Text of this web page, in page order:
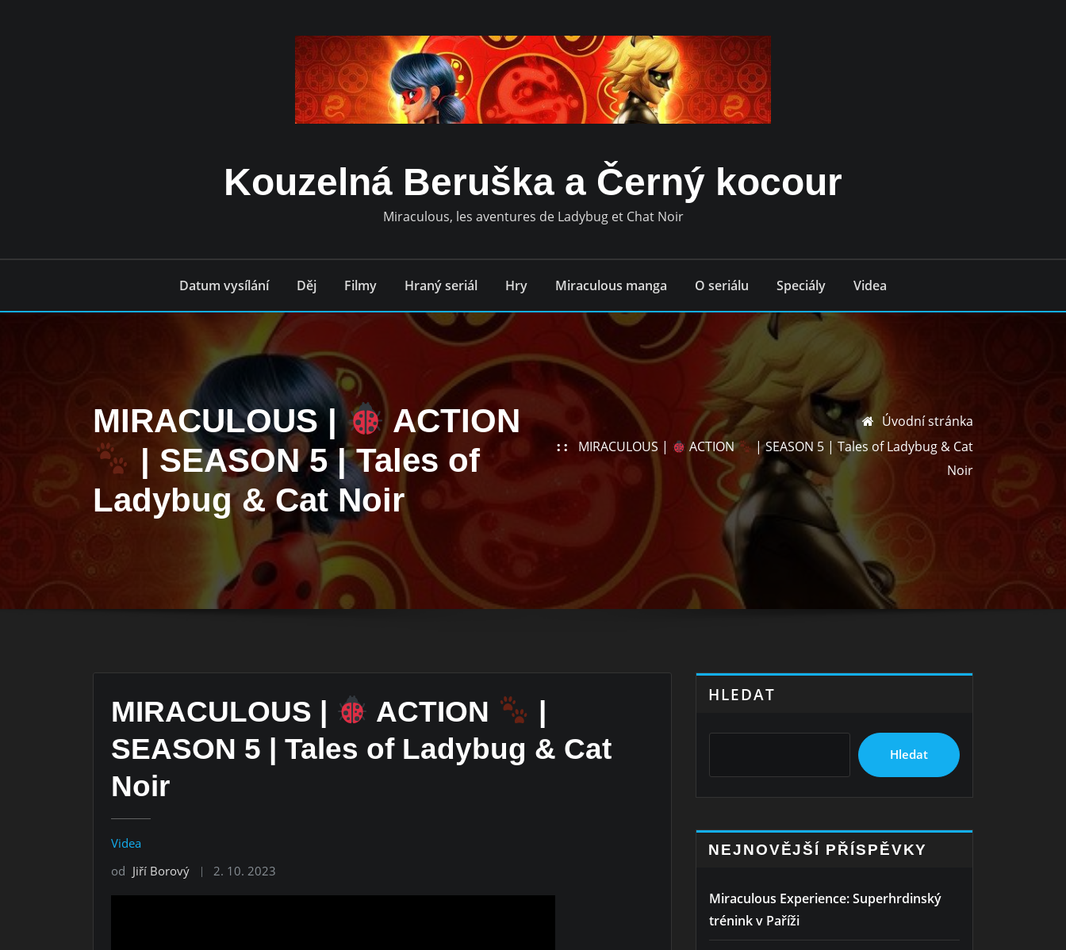
Kouzelná Beruška a Černý kocour
Miraculous, les aventures de Ladybug et Chat Noir
Datum vysílání Děj Filmy Hraný seriál Hry Miraculous manga O seriálu Speciály Videa
MIRACULOUS |
ACTION
| SEASON 5 | Tales of
Ladybug & Cat Noir
Úvodní stránka
MIRACULOUS |
ACTION
| SEASON 5 | Tales of Ladybug & Cat
Noir
MIRACULOUS | ACTION
|
SEASON 5 | Tales of Ladybug & Cat
Noir
Videa
od Jiří Borový 2. 10. 2023
HLEDAT
Hledat
NEJNOVĚJŠÍ PŘÍSPĚVKY
Miraculous Experience: Superhrdinský
trénink v Paříži